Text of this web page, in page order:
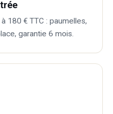
180 € TTC : paumelles,
garantie 6 mois.